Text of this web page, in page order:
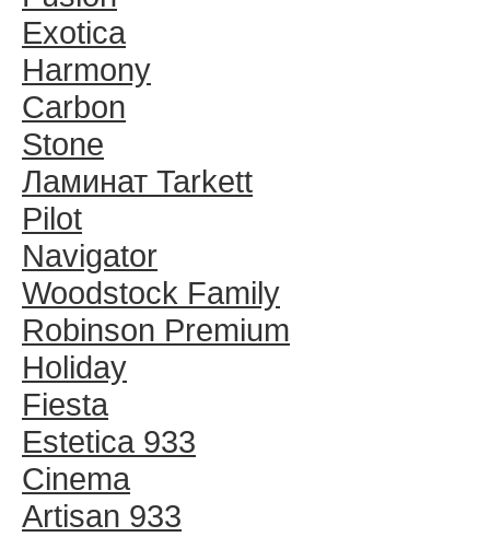
Exotica
Harmony
Carbon
Stone
Ламинат Tarkett
Pilot
Navigator
Woodstock Family
Robinson Premium
Holiday
Fiesta
Estetica 933
Cinema
Artisan 933